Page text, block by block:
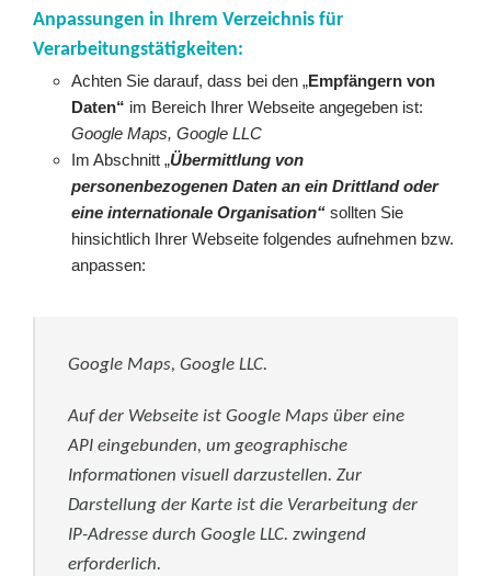
Anpassungen in Ihrem Verzeichnis für
Verarbeitungstätigkeiten:
Achten Sie darauf, dass bei den „Empfängern von
Daten“ im Bereich Ihrer Webseite angegeben ist:
Google Maps, Google LLC
Im Abschnitt „Übermittlung von
personenbezogenen Daten an ein Drittland oder
eine internationale Organisation“ sollten Sie
hinsichtlich Ihrer Webseite folgendes aufnehmen bzw.
anpassen:
Google Maps, Google LLC.
Auf der Webseite ist Google Maps über eine
API eingebunden, um geographische
Informationen visuell darzustellen. Zur
Darstellung der Karte ist die Verarbeitung der
IP-Adresse durch Google LLC. zwingend
erforderlich.